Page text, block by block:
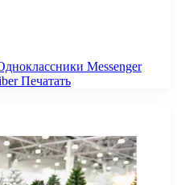
Messenger
Печатать